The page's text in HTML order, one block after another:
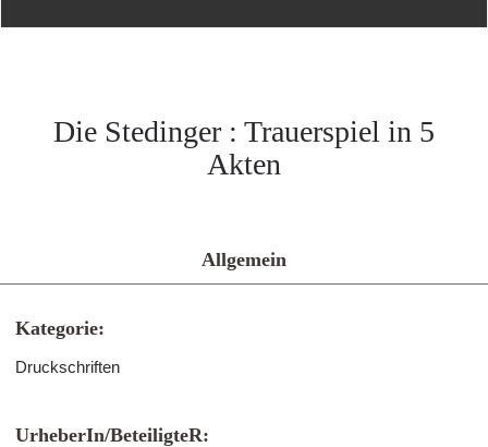
Die Stedinger : Trauerspiel in 5
Akten
Allgemein
Kategorie:
Druckschriften
UrheberIn/BeteiligteR: